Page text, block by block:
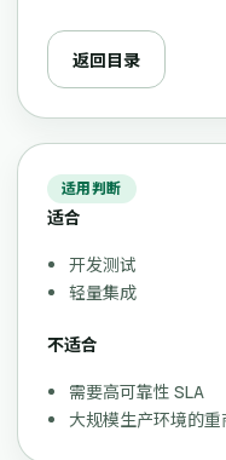
返回目录
适用判断
适合
开发测试
轻量集成
不适合
需要高可靠性 SLA
大规模生产环境的重